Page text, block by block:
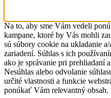
Na to, aby sme Vám vedeli
kampane, ktoré by Vás mohli
sú súbory cookie na ukladanie
zariadení. Súhlas s ich
ako je správanie pri prehliadaní
Nesúhlas alebo odvolanie
určité vlastnosti a funkcie
ponúkať Vám relevantný obsah.